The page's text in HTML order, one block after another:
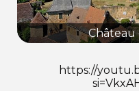
Château
https://